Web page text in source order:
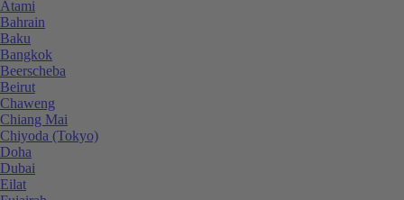
Atami
Bahrain
Baku
Bangkok
Beerscheba
Beirut
Chaweng
Chiang Mai
Chiyoda (Tokyo)
Doha
Dubai
Eilat